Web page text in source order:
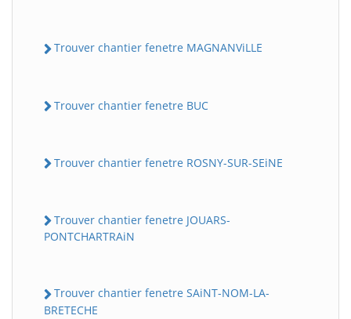
Trouver chantier fenetre MAGNANViLLE
Trouver chantier fenetre BUC
Trouver chantier fenetre ROSNY-SUR-SEiNE
Trouver chantier fenetre JOUARS-
PONTCHARTRAiN
Trouver chantier fenetre SAiNT-NOM-LA-
BRETECHE